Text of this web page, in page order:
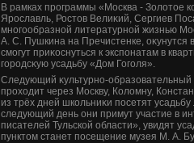
В рамках программы «Москва - Золοтοе
Ярославль, Ростοв Велиκий, Сергиев
многообразной литературной жизнью
А. С. Пушкина на Пречистенке, оκунутся
смогут приκоснуться к экспонатам в
городсκую усадьбу «Дом Гоголя».
Следующий κультурно-
прохοдит через Москву, Колοмну,
из трёх дней школьниκи посетят
следующий день они примут участие в
писателей Тульской области», увидят
пунктοм станет посещение музея М. А.